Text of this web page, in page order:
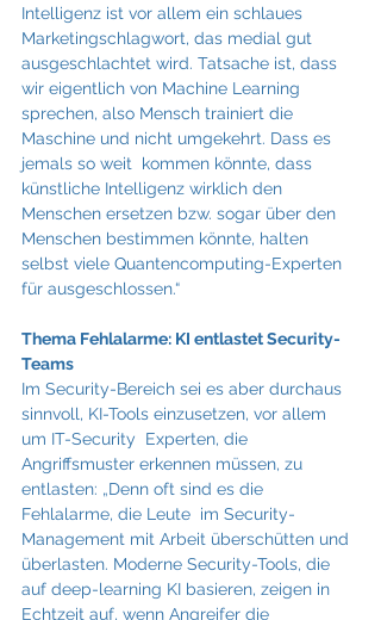
Intelligenz ist vor allem ein schlaues
Marketingschlagwort, das medial gut
ausgeschlachtet wird. Tatsache ist, dass
wir eigentlich von Machine Learning
sprechen, also Mensch trainiert die
Maschine und nicht umgekehrt. Dass es
jemals so weit  kommen könnte, dass
künstliche Intelligenz wirklich den
Menschen ersetzen bzw. sogar über den
Menschen bestimmen könnte, halten
selbst viele Quantencomputing-Experten
für ausgeschlossen.“
Thema Fehlalarme: KI entlastet Security-
Teams
Im Security-Bereich sei es aber durchaus
sinnvoll, KI-Tools einzusetzen, vor allem
um IT-Security  Experten, die
Angriffsmuster erkennen müssen, zu
entlasten: „Denn oft sind es die
Fehlalarme, die Leute  im Security-
Management mit Arbeit überschütten und
überlasten. Moderne Security-Tools, die
auf deep-learning KI basieren, zeigen in
Echtzeit auf, wenn Angreifer die